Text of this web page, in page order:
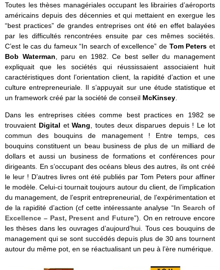
Toutes les thèses managériales occupant les librairies d’aéroports
américains depuis des décennies et qui mettaient en exergue les
“best practices” de grandes entreprises ont été en effet balayées
par les difficultés rencontrées ensuite par ces mêmes sociétés.
C’est le cas du fameux “In search of excellence” de Tom Peterset
Bob Waterman , paru en 1982. Ce best seller du management
expliquait que les sociétés qui réussissaient associaient huit
caractéristiques dont l’orientation client, la rapidité d’action et une
culture entrepreneuriale. Il s’appuyait sur une étude statistique et
un framework créé par la société de conseil McKinsey
Dans les entreprises citées comme best practices en 1982 se
trouvaient Digital etWang , toutes deux disparues depuis ! Le lot
commun des bouquins de management ! Entre temps, ces
bouquins constituent un beau business de plus de un milliard de
dollars et aussi un business de formations et conférences pour
dirigeants. En s’occupant des océans bleus des autres, ils ont créé
le leur ! D’autres livres ont été publiés par Tom Peters pour affiner
le modèle. Celui-ci tournait toujours autour du client, de l’implication
du management, de l’esprit entrepreneurial, de l’expérimentation et
de la rapidité d’action (cf cette intéressante analyse “In Search of
Excellence – Past, Present and Future”). On en retrouve encore
les thèses dans les ouvrages d’aujourd’hui. Tous ces bouquins de
management qui se sont succédés depuis plus de 30 ans tournent
autour du même pot, en se réactualisant un peu à l’ère numérique.